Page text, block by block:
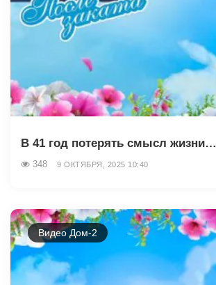
В 41 год потерять смысл жизни…
348 9 ОКТЯБРЯ, 2025 10:40
Видео Дом-2